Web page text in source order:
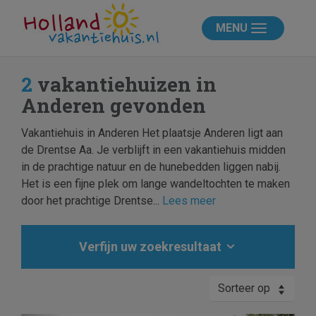
MENU
2 vakantiehuizen in
Anderen gevonden
Vakantiehuis in Anderen Het plaatsje Anderen ligt aan
de Drentse Aa. Je verblijft in een vakantiehuis midden
in de prachtige natuur en de hunebedden liggen nabij.
Het is een fijne plek om lange wandeltochten te maken
door het prachtige Drentse... Lees meer
Verfijn uw zoekresultaat
Sorteer op